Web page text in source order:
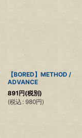
【BORED】METHOD /
ADVANCE
891円(税別)
(税込 : 980円)